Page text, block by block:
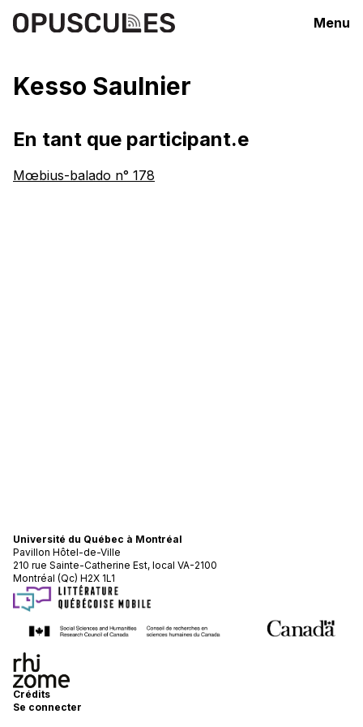
Menu
Kesso Saulnier
En tant que participant.e
Mœbius-balado n° 178
Université du Québec à Montréal
Pavillon Hôtel-de-Ville
210 rue Sainte-Catherine Est, local VA-2100
Montréal (Qc) H2X 1L1
Crédits
Se connecter